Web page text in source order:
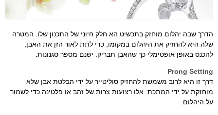
הדרך שבה יהלום מוחזק בתכשיט הא חלק חיוני של התכנון שלו. המטרה
שלה היא להחזיק את היהלום במקומו, כדי לתת לאור הזן את האבן,
להכנס באופן אופטימלי כך שהאבן תבריק. ישנם מספר סגנונות.
Prong Setting
דרך זו היא לרוב משמשת להחזיק סוליטייר על ידי הבלטת אבן שלא
מוחזקת על ידי המתכת. אלו רצועות צרות של זהב או פלטינה כדי לשמור
על היהלום.